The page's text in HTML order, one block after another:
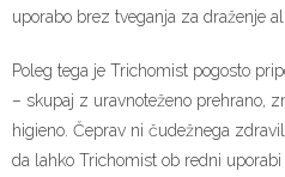
uporabo brez tveganja za draženje
Poleg tega je Trichomist pogosto
– skupaj z uravnoteženo prehrano,
higieno. Čeprav ni čudežnega
da lahko Trichomist ob redni